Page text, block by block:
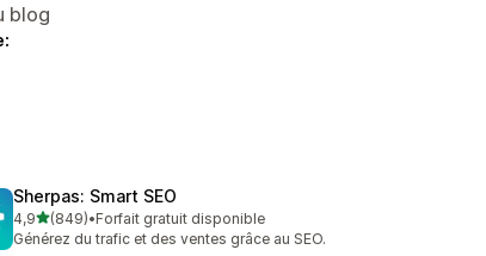
blog
Sherpas: Smart SEO
4,9étoile(s) sur 5
(849)
849 avis au total
•Forfait gratuit disponible
Générez du trafic et des ventes grâce au SEO.